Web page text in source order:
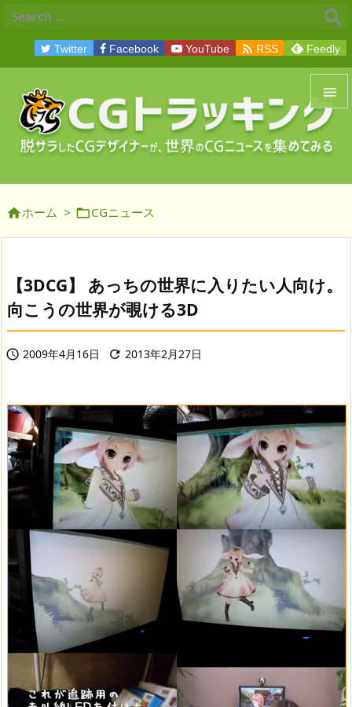


メニュ
前へ
次へ
Twitter Facebook YouTube  RSS Feedly
ホーム > CGニュース
【3DCG】 あっちの世界に入りたい人向け。
向こうの世界が覗ける3D
 2009年4月16日  2013年2月27日